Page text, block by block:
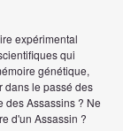
expérimental
qui
génétique,
dans le passé des
des Assassins ? Ne
d'un Assassin ?